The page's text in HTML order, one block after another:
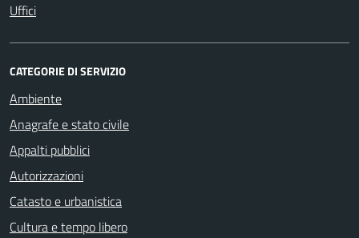
Uffici
CATEGORIE DI SERVIZIO
Ambiente
Anagrafe e stato civile
Appalti pubblici
Autorizzazioni
Catasto e urbanistica
Cultura e tempo libero